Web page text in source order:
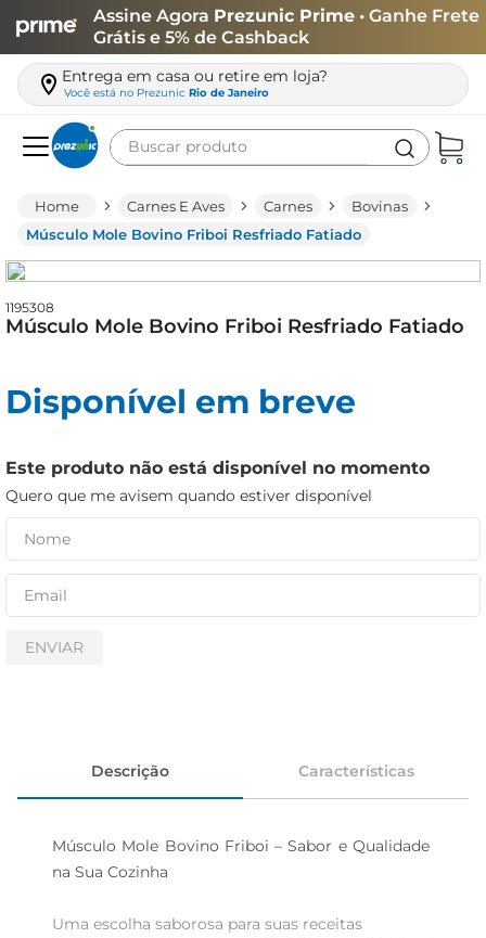
Assine Agora Prezunic Prime • Ganhe Frete
Grátis e 5% de Cashback
Entrega em casa ou retire em loja?
Você está no Prezunic Rio de Janeiro
Buscar produto
Carnes E Aves Carnes
Bovinas
Músculo Mole Bovino Friboi Resfriado Fatiado
1195308
Músculo Mole Bovino Friboi Resfriado Fatiado
Disponível em breve
Este produto não está disponível no momento
Quero que me avisem quando estiver disponível
ENVIAR
Descrição Características
Músculo Mole Bovino Friboi – Sabor e Qualidade
na Sua Cozinha
Uma escolha saborosa para suas receitas
leite
queijo
biscoito
papel higiênico
cerveja